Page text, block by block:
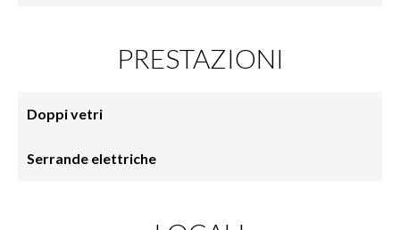
PRESTAZIONI
Doppi vetri
Serrande elettriche